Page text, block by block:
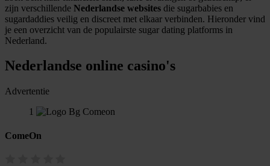
zijn verschillende Nederlandse websites die sugarbabies en
sugardaddies veilig en discreet met elkaar verbinden. Hieronder vind
je een overzicht van de populairste sugar dating platforms in
Nederland.
Nederlandse online casino's
Advertentie
1
ComeOn